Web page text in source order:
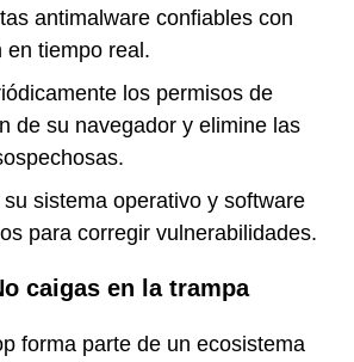
antimalware confiables con
en tiempo real.
los permisos de
de su navegador y elimine las
sistema operativo y software
para corregir vulnerabilidades.
caigas en la trampa
forma parte de un ecosistema